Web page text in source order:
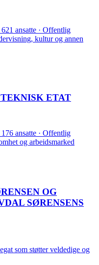
ansatte · Offentlig
kultur og annen
ETAT
ansatte · Offentlig
og arbeidsmarked
OG
SØRENSENS
som støtter veldedige og